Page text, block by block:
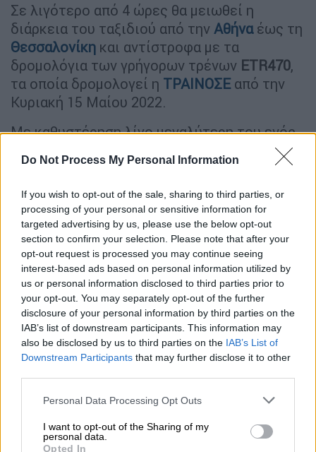
Do Not Process My Personal Information
If you wish to opt-out of the sale, sharing to third parties, or
processing of your personal or sensitive information for
targeted advertising by us, please use the below opt-out
section to confirm your selection. Please note that after your
opt-out request is processed you may continue seeing
interest-based ads based on personal information utilized by
us or personal information disclosed to third parties prior to
your opt-out. You may separately opt-out of the further
disclosure of your personal information by third parties on the
IAB’s list of downstream participants. This information may
also be disclosed by us to third parties on the IAB’s List of
Downstream Participants that may further disclose it to other
Please note that this website/app uses one or more Google
not limited to your visit or usage behaviour. You may click to
grant or deny consent to Google and its third-party tags to
Personal Data Processing Opt Outs
I want to opt-out of the Sharing of my
personal data.
Opted In
Σε λιγότερο από 4 ώρες θα μειωθεί η
διάρκεια του ταξιδιού από την Αθήνα έως τη
Θεσσαλονίκη και αντίστροφα με τα
δρομολόγια των γρήγορων τρένων ETR470,
τα οποία δρομολογεί η ΤΡΑΙΝΟΣΕ από την
Κυριακή 15 Μαίου 2022.
Με καθυστέρηση λίγο μεγαλύτερη του ενός
«Βέλη»προγραμματιζόταν να ξεκινήσουν την
25η Μαρτίου 2021, στην επέτειο των 200
ετών από τηνΕλληνική Επανάστασηκαι
λίγες ημέρες μετά το κλείσιμο της
εκκρεμότητας της νέας σύμβασης με το
Ελληνικό Δημόσιογια τα «άγονα»
δρομολόγια , στα οποία συμπεριλαμβάνεται
και τοΑθήνα - Θεσσαλονίκη, τα γρήγορα
τρένα μπαίνουν στις ράγες.
Οπως επισημαίνει σε ανακοίνωσή της η
εταιρία, οιαμαξοστοιχίες ETR470διαθέτουν
εννέα βαγόνια, ένα εκ των οποίων είναι
εστιατόριο και μπαρ, τρία βαγόνια πρώτης
αμαξοστοιχία μπορεί να μεταφέρει πάνω από